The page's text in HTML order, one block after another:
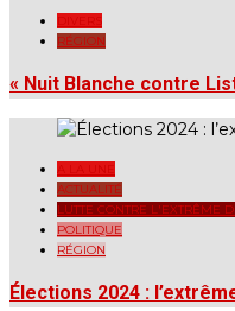
RÉGION
« Nuit Blanche contre
ACTUALITÉ
LUTTE CONTRE L'EXTRÊME
POLITIQUE
RÉGION
Élections 2024 :